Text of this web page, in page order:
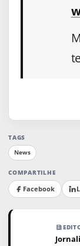
TAGS
News
COMPARTILHE
Facebook